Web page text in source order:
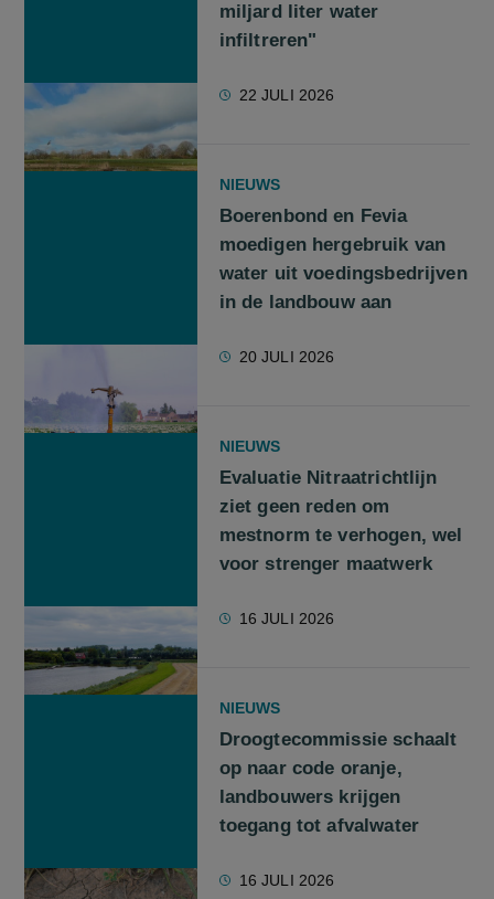
miljard liter water
infiltreren"
22 JULI 2026
NIEUWS
Boerenbond en Fevia
moedigen hergebruik van
water uit voedingsbedrijven
in de landbouw aan
20 JULI 2026
NIEUWS
Evaluatie Nitraatrichtlijn
ziet geen reden om
mestnorm te verhogen, wel
voor strenger maatwerk
16 JULI 2026
NIEUWS
Droogtecommissie schaalt
op naar code oranje,
landbouwers krijgen
toegang tot afvalwater
16 JULI 2026